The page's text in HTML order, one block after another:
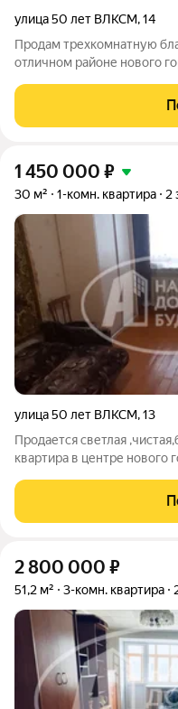
улица 50 лет ВЛКСМ,14
Продам трехкомнатную
отличном районе нового
заменяны полы.На всех
1 450 000 ₽
30 м² 1-комн. квартира 2
улица 50 лет ВЛКСМ,13
Продается светлая
квартира в центре нового
стеклопакеты,балкон
на газ и воду. Вся мебель
2 800 000 ₽
51,2 м² 3-комн. квартира